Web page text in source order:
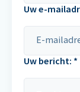
Uw e-
Uw bericht: *